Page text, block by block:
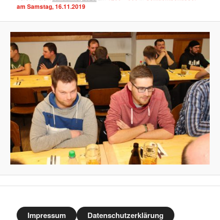
am Samstag, 16.11.2019
Impressum Datenschutzerklärung